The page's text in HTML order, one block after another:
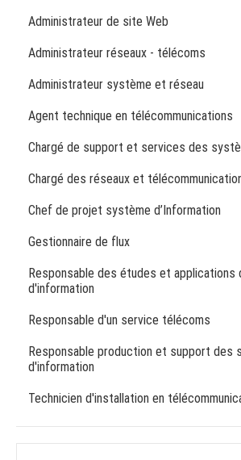
Administrateur de site Web
Administrateur réseaux - télécoms
Administrateur système et réseau
Agent technique en télécommunications
Chargé de support et services des
Chargé des réseaux et
Chef de projet système d’Information
Gestionnaire de flux
Responsable des études et
d'information
Responsable d'un service télécoms
Responsable production et support des
d'information
Technicien d'installation en